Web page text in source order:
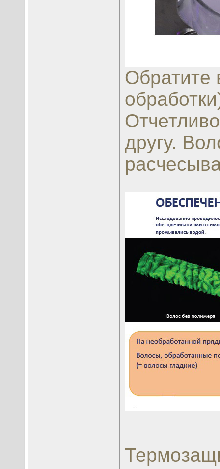
Обратите
другу.